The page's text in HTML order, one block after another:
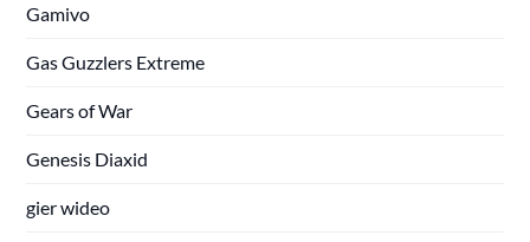
Gamivo
Gas Guzzlers Extreme
Gears of War
Genesis Diaxid
gier wideo